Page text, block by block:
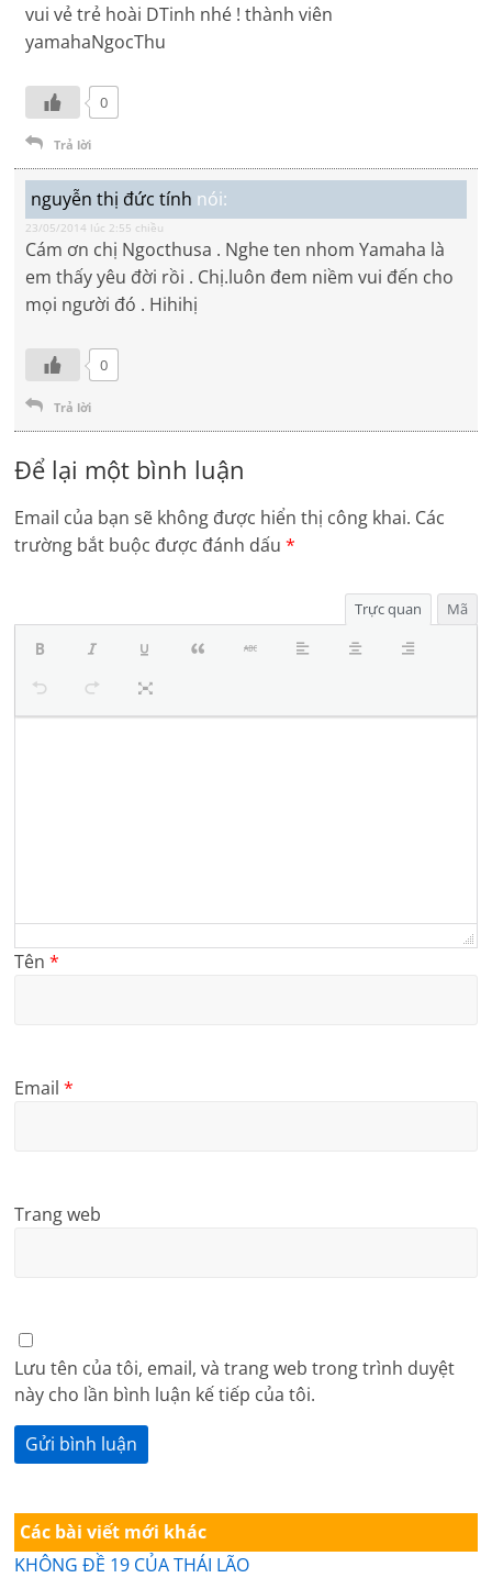
vui vẻ trẻ hoài DTinh nhé ! thành viên
yamahaNgocThu
0
Trả lời
nguyễn thị đức tính nói:
23/05/2014 lúc 2:55 chiều
Cám ơn chị Ngocthusa . Nghe ten nhom Yamaha là
em thấy yêu đời rồi . Chị.luôn đem niềm vui đến cho
mọi người đó . Hihihị
0
Trả lời
Để lại một bình luận
Email của bạn sẽ không được hiển thị công khai. Các
trường bắt buộc được đánh dấu*
Trực quan Mã
Tên*
Email*
Trang web
Lưu tên của tôi, email, và trang web trong trình duyệt
này cho lần bình luận kế tiếp của tôi.
Các bài viết mới khác
KHÔNG ĐỀ 19 CỦA THÁI LÃO